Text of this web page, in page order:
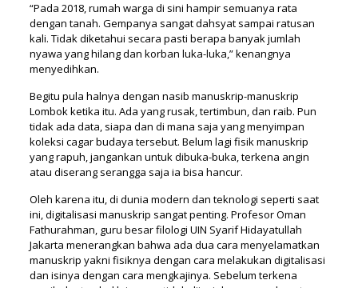
“Pada 2018, rumah warga di sini hampir semuanya rata
dengan tanah. Gempanya sangat dahsyat sampai ratusan
kali. Tidak diketahui secara pasti berapa banyak jumlah
nyawa yang hilang dan korban luka-luka,” kenangnya
menyedihkan.
Begitu pula halnya dengan nasib manuskrip-manuskrip
Lombok ketika itu. Ada yang rusak, tertimbun, dan raib. Pun
tidak ada data, siapa dan di mana saja yang menyimpan
koleksi cagar budaya tersebut. Belum lagi fisik manuskrip
yang rapuh, jangankan untuk dibuka-buka, terkena angin
atau diserang serangga saja ia bisa hancur.
Oleh karena itu, di dunia modern dan teknologi seperti saat
ini, digitalisasi manuskrip sangat penting. Profesor Oman
Fathurahman, guru besar filologi UIN Syarif Hidayatullah
Jakarta menerangkan bahwa ada dua cara menyelamatkan
manuskrip yakni fisiknya dengan cara melakukan digitalisasi
dan isinya dengan cara mengkajinya. Sebelum terkena